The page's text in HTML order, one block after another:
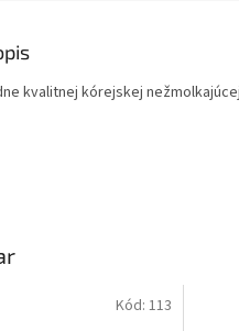
Kód: 113
kvalitnej kórejskej